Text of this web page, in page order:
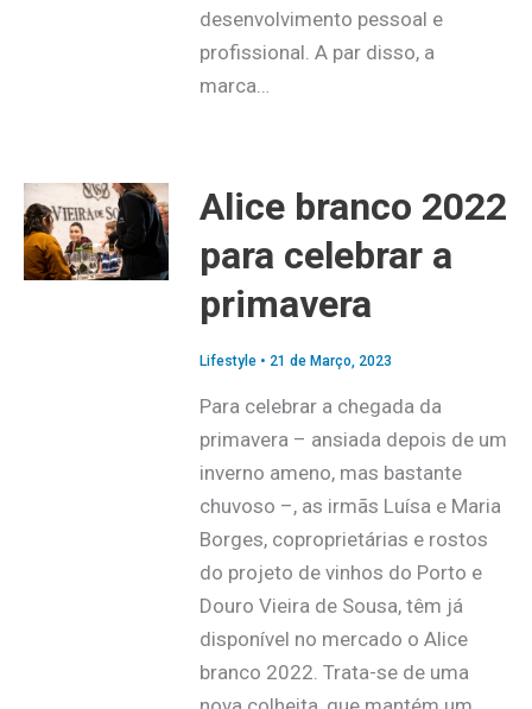
desenvolvimento pessoal e
profissional. A par disso, a
marca…
Alice branco 2022
para celebrar a
primavera
Lifestyle• 21 de Março, 2023
Para celebrar a chegada da
primavera – ansiada depois de um
inverno ameno, mas bastante
chuvoso –, as irmãs Luísa e Maria
Borges, coproprietárias e rostos
do projeto de vinhos do Porto e
Douro Vieira de Sousa, têm já
disponível no mercado o Alice
branco 2022. Trata-se de uma